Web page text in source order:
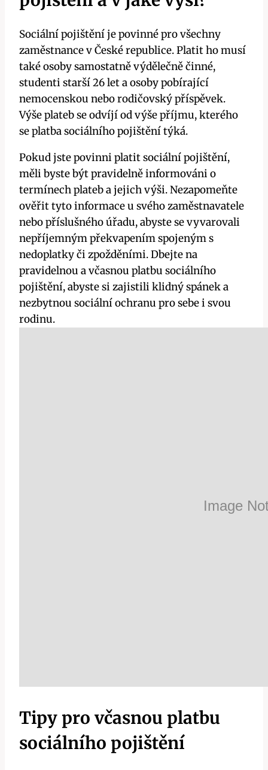
Sociální pojištění je povinné pro všechny
zaměstnance v České republice. Platit ho musí
také osoby samostatně výdělečně činné,
studenti starší 26 let a osoby pobírající
nemocenskou nebo rodičovský příspěvek.
Výše plateb se odvíjí od výše příjmu, kterého
se platba sociálního pojištění týká.
Pokud jste povinni platit sociální pojištění,
měli byste být pravidelně informováni o
termínech plateb a jejich výši. Nezapomeňte
ověřit tyto informace u svého zaměstnavatele
nebo příslušného úřadu, abyste se vyvarovali
nepříjemným překvapením spojeným s
nedoplatky či zpožděními. Dbejte na
pravidelnou a včasnou platbu sociálního
pojištění, abyste si zajistili klidný spánek a
nezbytnou sociální ochranu pro sebe i svou
rodinu.
Tipy pro včasnou platbu
sociálního pojištění